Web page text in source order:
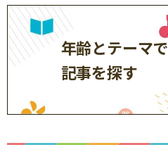
年齢とテーマで
記事を探す